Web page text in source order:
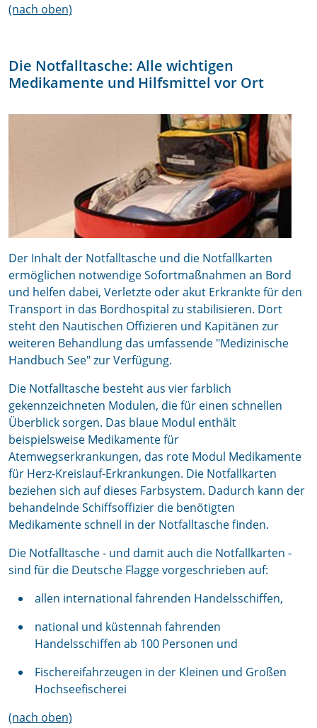
(nach oben)
Die Notfalltasche: Alle wichtigen
Medikamente und Hilfsmittel vor Ort
Der Inhalt der Notfalltasche und die Notfallkarten
ermöglichen notwendige Sofortmaßnahmen an Bord
und helfen dabei, Verletzte oder akut Erkrankte für den
Transport in das Bordhospital zu stabilisieren. Dort
steht den Nautischen Offizieren und Kapitänen zur
weiteren Behandlung das umfassende "Medizinische
Handbuch See" zur Verfügung.
Die Notfalltasche besteht aus vier farblich
gekennzeichneten Modulen, die für einen schnellen
Überblick sorgen. Das blaue Modul enthält
beispielsweise Medikamente für
Atemwegserkrankungen, das rote Modul Medikamente
für Herz-Kreislauf-Erkrankungen. Die Notfallkarten
beziehen sich auf dieses Farbsystem. Dadurch kann der
behandelnde Schiffsoffizier die benötigten
Medikamente schnell in der Notfalltasche finden.
Die Notfalltasche - und damit auch die Notfallkarten -
sind für die Deutsche Flagge vorgeschrieben auf:
allen international fahrenden Handelsschiffen,
national und küstennah fahrenden
Handelsschiffen ab 100 Personen und
Fischereifahrzeugen in der Kleinen und Großen
Hochseefischerei
(nach oben)